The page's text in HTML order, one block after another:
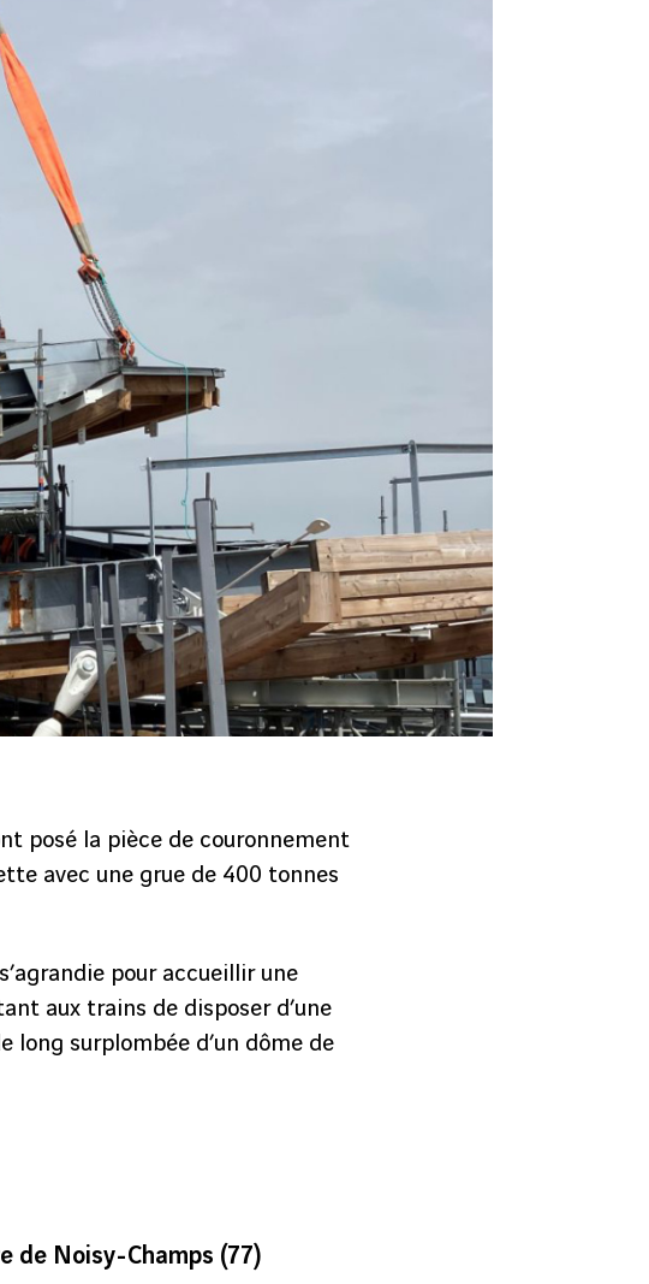
posé la pièce de couronnement
avec une grue de 400 tonnes
pour accueillir une
aux trains de disposer d’une
long surplombée d’un dôme de
de Noisy-Champs (77)